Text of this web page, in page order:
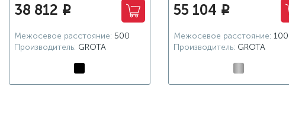
38 812 i
Межосевое расстояние: 500
Производитель: GROTA
55 104 i
Межосевое расстояние: 100
Производитель: GROTA